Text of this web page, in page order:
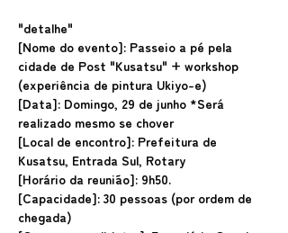
"detalhe"
[Nome do evento]: Passeio a pé pela
cidade de Post "Kusatsu" + workshop
(experiência de pintura Ukiyo-e)
[Data]: Domingo, 29 de junho *Será
realizado mesmo se chover
[Local de encontro]: Prefeitura de
Kusatsu, Entrada Sul, Rotary
[Horário da reunião]: 9h50.
[Capacidade]: 30 pessoas (por ordem de
chegada)